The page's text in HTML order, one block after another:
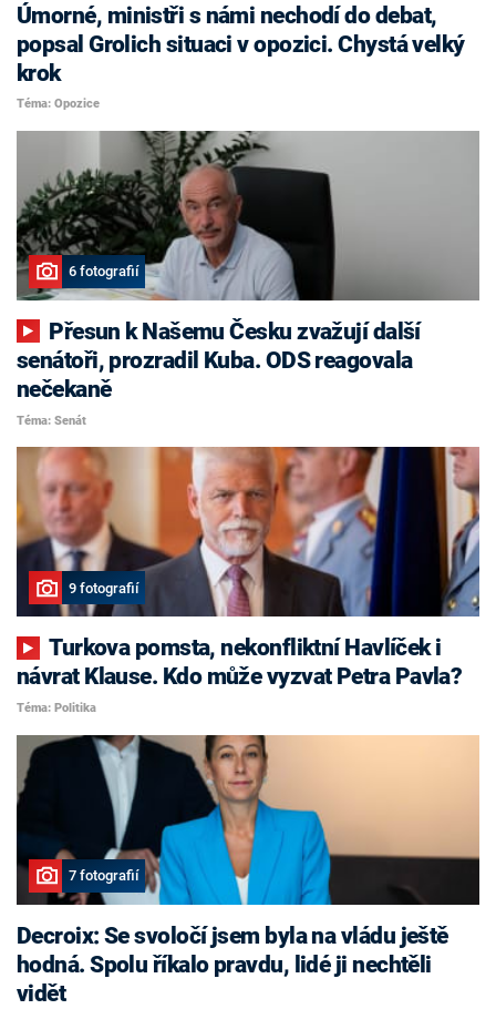
Úmorné, ministři s námi nechodí do debat,
popsal Grolich situaci v opozici. Chystá velký
krok
Téma: Opozice
6 fotografií
senátoři, prozradil Kuba. ODS reagovala
nečekaně
Téma: Senát
9 fotografií
Turkova pomsta, nekonfliktní Havlíček i
návrat Klause. Kdo může vyzvat Petra Pavla?
Téma: Politika
7 fotografií
Decroix: Se svoločí jsem byla na vládu ještě
hodná. Spolu říkalo pravdu, lidé ji nechtěli
vidět